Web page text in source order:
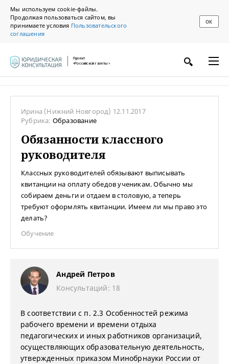
Мы используем cookie-файлы.
Продолжая пользоваться сайтом, вы
принимаете условия Пользовательского
соглашения
ОК
Проект
«Российской газеты»
Ирина (Нижний Новгород) 12.11.2017
Рубрика: Образование
Обязанности классного
руководителя
Классных руководителей обязывают выписывать
квитанции на оплату обедов ученикам. Обычно мы
собираем деньги и отдаем в столовую, а теперь
требуют оформлять квитанции. Имеем ли мы право это
делать?
Обучение
Андрей Петров
Консультаций: 18
В соответствии с п. 2.3 Особенностей режима
рабочего времени и времени отдыха
педагогических и иных работников организаций,
осуществляющих образовательную деятельность,
утвержденных приказом Минобрнауки России от